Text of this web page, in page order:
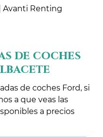
de coches
de coches Ford, si
a que veas las
a precios